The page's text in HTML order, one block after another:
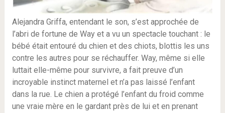
Alejandra Griffa, entendant le son, s’est approchée de
l’abri de fortune de Way et a vu un spectacle touchant : le
bébé était entouré du chien et des chiots, blottis les uns
contre les autres pour se réchauffer. Way, même si elle
luttait elle-même pour survivre, a fait preuve d’un
incroyable instinct maternel et n’a pas laissé l’enfant
dans la rue. Le chien a protégé l’enfant du froid comme
une vraie mère en le gardant près de lui et en prenant